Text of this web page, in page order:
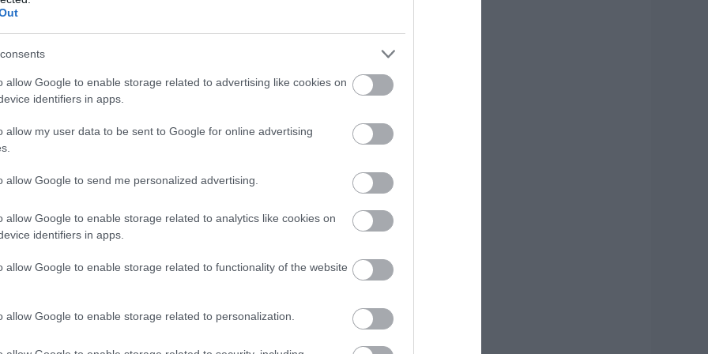
allow Google to enable storage related to advertising like cookies on
identifiers in apps.
allow my user data to be sent to Google for online advertising
allow Google to send me personalized advertising.
allow Google to enable storage related to analytics like cookies on
identifiers in apps.
allow Google to enable storage related to functionality of the website
allow Google to enable storage related to personalization.
στους Metallica για το «Δεν χωράς
ΟΑΚΑ «γκρεμίστηκε» από τη συναυλία των
M72 World Tour.
μια βραδιά με δυνατές στιγμές.
Εύβοια: «Βγάλτε τα
μπαλκόνι» – Έχασε
9.500 ευρώ και
05.08.2026 | 21:20
δρόμο: Οδηγός κάνει
τετραπλή
σε στροφή (βίντεο)